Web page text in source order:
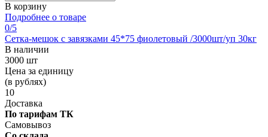
В корзину
Подробнее о товаре
0/5
Сетка-мешок с завязками 45*75 фиолетовый /3000шт/уп 30кг
В наличии
3000 шт
Цена за единицу
(в рублях)
10
Доставка
По тарифам ТК
Самовывоз